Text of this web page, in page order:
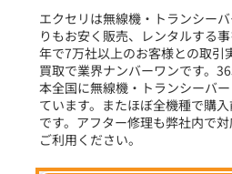
選択条件をリ
エクセリは無線機・トランシー
りもお安く販売、レンタルする
年で7万社以上のお客様との取引
買取で業界ナンバーワンです。
本全国に無線機・トランシーバ
ています。またほぼ全機種で購
です。アフター修理も弊社内で
ご利用ください。